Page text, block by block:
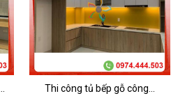
Thi công tủ bếp gỗ công...